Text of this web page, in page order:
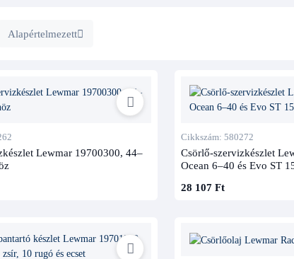
Alapértelmezett
Lewmar 19700300, 44–
Cikkszám: 580272
Csörlő-szervizkészlet
Ocean 6–40 és Evo ST
28 107 Ft